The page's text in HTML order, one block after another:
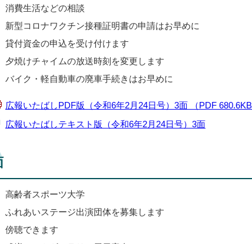
消費生活などの相談
新型コロナワクチン接種証明書の申請はお早めに
貸付資金の申込を受け付けます
夕焼けチャイムの放送時刻を変更します
バイク・軽自動車の廃車手続きはお早めに
広報いたばしPDF版（令和6年2月24日号）3面 （PDF 680.6KB
広報いたばしテキスト版（令和6年2月24日号）3面
高齢者スポーツ大学
ふれあいステージ出演団体を募集します
傍聴できます